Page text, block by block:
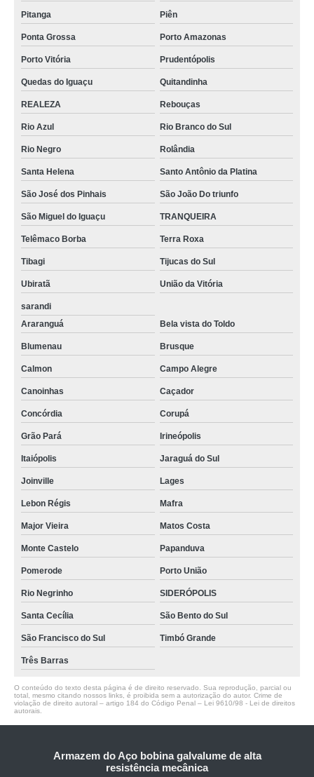
Pitanga Piên
Ponta Grossa Porto Amazonas
Porto Vitória Prudentópolis
Quedas do Iguaçu Quitandinha
REALEZA Rebouças
Rio Azul Rio Branco do Sul
Rio Negro Rolândia
Santa Helena Santo Antônio da Platina
São José dos Pinhais São João Do triunfo
São Miguel do Iguaçu TRANQUEIRA
Telêmaco Borba Terra Roxa
Tibagi Tijucas do Sul
Ubiratã União da Vitória
sarandi
Araranguá
Bela vista do Toldo
Blumenau Brusque
Calmon Campo Alegre
Canoinhas Caçador
Concórdia Corupá
Grão Pará Irineópolis
Itaiópolis Jaraguá do Sul
Joinville Lages
Lebon Régis Mafra
Major Vieira Matos Costa
Monte Castelo Papanduva
Pomerode Porto União
Rio Negrinho SIDERÓPOLIS
Santa Cecília São Bento do Sul
São Francisco do Sul Timbó Grande
Três Barras
O conteúdo do texto desta página é de direito reservado. Sua reprodução, parcial ou
total, mesmo citando nossos links, é proibida sem a autorização do autor. Crime de
violação de direito autoral – artigo 184 do Código Penal – Lei 9610/98 - Lei de direitos
autorais
Armazem do Aço bobina galvalume de alta
resistência mecânica